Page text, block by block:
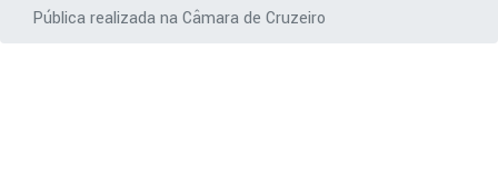
Pública realizada na Câmara de Cruzeiro